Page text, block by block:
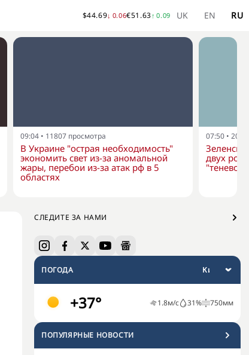
$44.69↓ 0.06€51.63↑ 0.09 UK EN RU
09:04 • 11807 просмотра
В Украине "острая необходимость"
экономить свет из-за аномальной
жары, перебои из-за атак рф в 5
областях
07:50 •
двух
СЛЕДИТЕ ЗА НАМИ
ПОГОДА
+37° 1.8м/с 31% 750мм
ПОПУЛЯРНЫЕ НОВОСТИ